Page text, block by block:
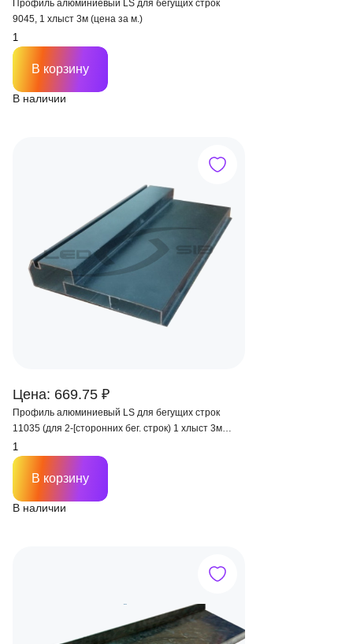
Профиль алюминиевый LS для бегущих строк
9045, 1 хлыст 3м (цена за м.)
В наличии
В корзину
Цена: 669.75 ₽
Профиль алюминиевый LS для бегущих строк
11035 (для 2-[сторонних бег. строк) 1 хлыст 3м
(цена за м.)
В наличии
В корзину